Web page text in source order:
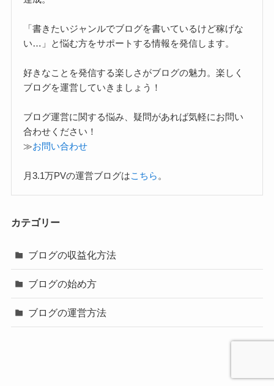
「書きたいジャンルでブログを書いているけど稼げな
い…」と悩む方をサポートする情報を発信します。
好きなことを発信する楽しさがブログの魅力。楽しく
ブログを運営していきましょう！
ブログ運営に関する悩み、疑問があれば気軽にお問い
合わせください！
≫お問い合わせ
月3.1万PVの運営ブログはこちら 。
カテゴリー
ブログの収益化方法
ブログの始め方
ブログの運営方法